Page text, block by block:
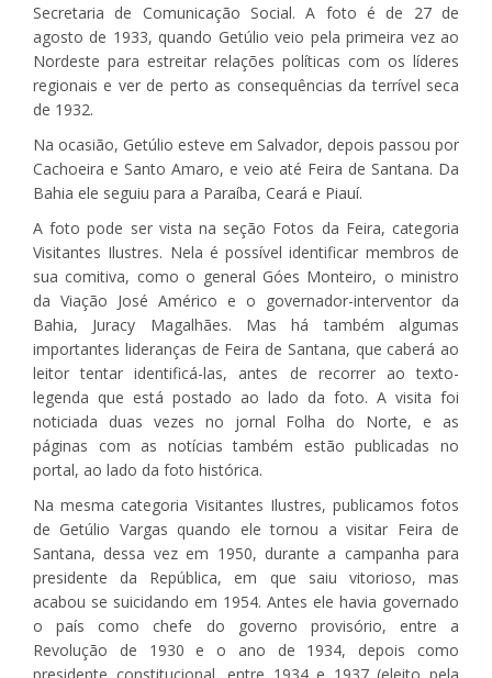
Secretaria de Comunicação Social. A foto é de 27 de
agosto de 1933, quando Getúlio veio pela primeira vez ao
Nordeste para estreitar relações políticas com os líderes
regionais e ver de perto as consequências da terrível seca
de 1932.
Na ocasião, Getúlio esteve em Salvador, depois passou por
Cachoeira e Santo Amaro, e veio até Feira de Santana. Da
Bahia ele seguiu para a Paraíba, Ceará e Piauí.
A foto pode ser vista na seção Fotos da Feira, categoria
Visitantes Ilustres. Nela é possível identificar membros de
sua comitiva, como o general Góes Monteiro, o ministro
da Viação José Américo e o governador-interventor da
Bahia, Juracy Magalhães. Mas há também algumas
importantes lideranças de Feira de Santana, que caberá ao
leitor tentar identificá-las, antes de recorrer ao texto-
legenda que está postado ao lado da foto. A visita foi
noticiada duas vezes no jornal Folha do Norte, e as
páginas com as notícias também estão publicadas no
portal, ao lado da foto histórica.
Na mesma categoria Visitantes Ilustres, publicamos fotos
de Getúlio Vargas quando ele tornou a visitar Feira de
Santana, dessa vez em 1950, durante a campanha para
presidente da República, em que saiu vitorioso, mas
acabou se suicidando em 1954. Antes ele havia governado
o país como chefe do governo provisório, entre a
Revolução de 1930 e o ano de 1934, depois como